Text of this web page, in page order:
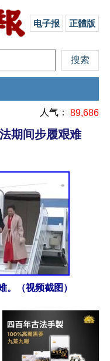
电子报 正體版
人气： 89,686
期间步履艰难
。（视频截图）